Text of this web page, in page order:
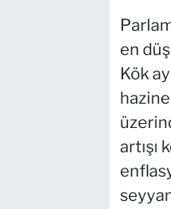
en
Kök
artışı